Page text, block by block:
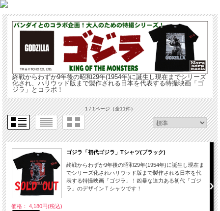
終戦からわずか9年後の昭和29年(1954年)に誕生し現在までシリーズ
化され、ハリウッド版まで製作される日本を代表する特撮映画「ゴ
ジラ」とコラボ！
1 / 1ページ（全11件）
ゴジラ「初代ゴジラ」Tシャツ(ブラック)
終戦からわずか9年後の昭和29年(1954年)に誕生し現在ま
でシリーズ化されハリウッド版まで製作される日本を代
表する特撮映画「ゴジラ」！凶暴な迫力ある初代「ゴジ
ラ」のデザインＴシャツです！
価格： 4,180円(税込)